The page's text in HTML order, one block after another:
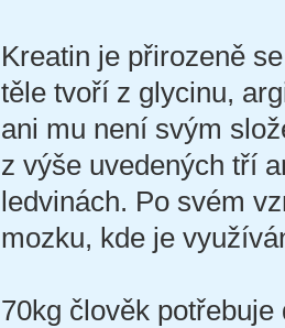
Kreatin je přirozeně
těle tvoří z glycinu,
ani mu není svým
z výše uvedených tří
ledvinách. Po svém
mozku, kde je
70kg člověk